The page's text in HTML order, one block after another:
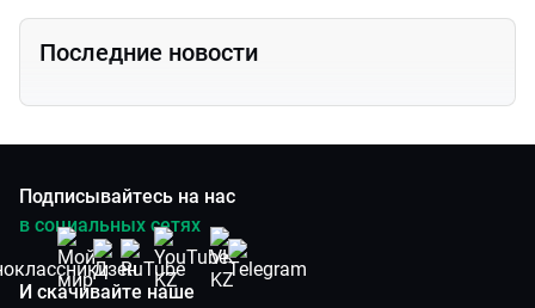
Последние новости
Подписывайтесь на нас
в социальных сетях
И скачивайте наше